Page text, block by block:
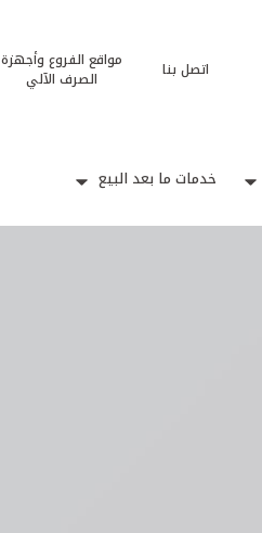
اتصل بنا
مواقع الفروع وأجهزة
الصرف الآلي
خدمات ما بعد البيع